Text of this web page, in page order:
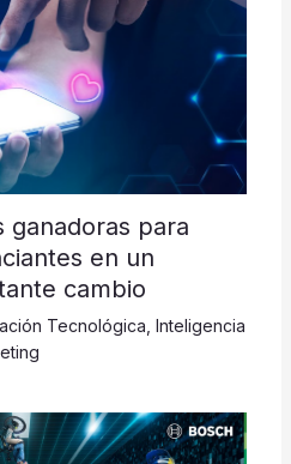
ganadoras para
en un
cambio
Tecnológica Inteligencia